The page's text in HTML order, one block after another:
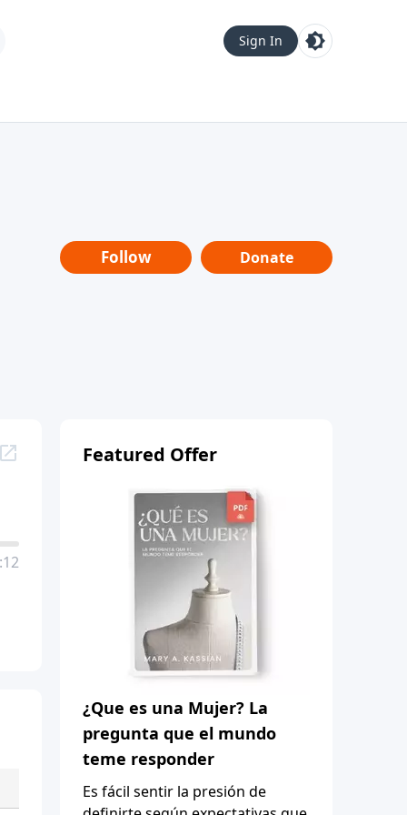
Sign In
Follow Donate
Featured Offer
¿Que es una Mujer? La
pregunta que el mundo
teme responder
Es fácil sentir la presión de